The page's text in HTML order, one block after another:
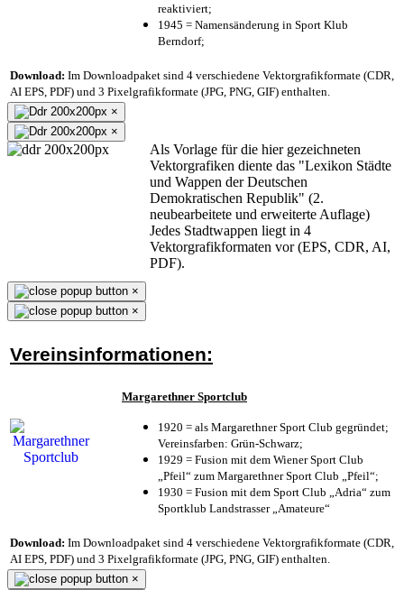
reaktiviert;
1945 = Namensänderung in Sport Klub
Berndorf;
Download: Im Downloadpaket sind 4 verschiedene Vektorgrafikformate (CDR,
AI EPS, PDF) und 3 Pixelgrafikformate (JPG, PNG, GIF) enthalten.
×
×
Als Vorlage für die hier gezeichneten
Vektorgrafiken diente das "Lexikon Städte
und Wappen der Deutschen
Demokratischen Republik" (2.
neubearbeitete und erweiterte Auflage)
Jedes Stadtwappen liegt in 4
Vektorgrafikformaten vor (EPS, CDR, AI,
PDF).
×
×
Vereinsinformationen:
Margarethner Sportclub
1920 = als Margarethner Sport Club gegründet;
Vereinsfarben: Grün-Schwarz;
1929 = Fusion mit dem Wiener Sport Club
„Pfeil“ zum Margarethner Sport Club „Pfeil“;
1930 = Fusion mit dem Sport Club „Adria“ zum
Sportklub Landstrasser „Amateure“
Download: Im Downloadpaket sind 4 verschiedene Vektorgrafikformate (CDR,
AI EPS, PDF) und 3 Pixelgrafikformate (JPG, PNG, GIF) enthalten.
×